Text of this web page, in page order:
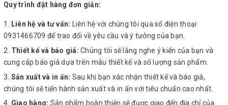
Quy trình đặt hàng đơn giản:
Liên hệ và tư vấn: Liên hệ với chúng tôi qua số điện thoại
0931466709 để trao đổi về yêu cầu và ý tưởng của bạn.
Thiết kế và báo giá: Chúng tôi sẽ lắng nghe ý kiến của bạn và
cung cấp báo giá dựa trên mẫu thiết kế và số lượng sản phẩm.
Sản xuất và in ấn: Sau khi bạn xác nhận thiết kế và báo giá,
chúng tôi sẽ tiến hành sản xuất và in ấn với tiêu chuẩn cao nhất.
Giao hàng: Sản phẩm hoàn thiện sẽ được giao đến địa chỉ của